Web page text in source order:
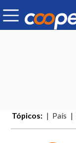
Tópicos: País